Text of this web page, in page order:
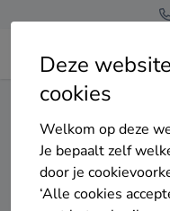
Deze
cookies
Welkom op deze
Je bepaalt zelf
door je
‘Alle cookies